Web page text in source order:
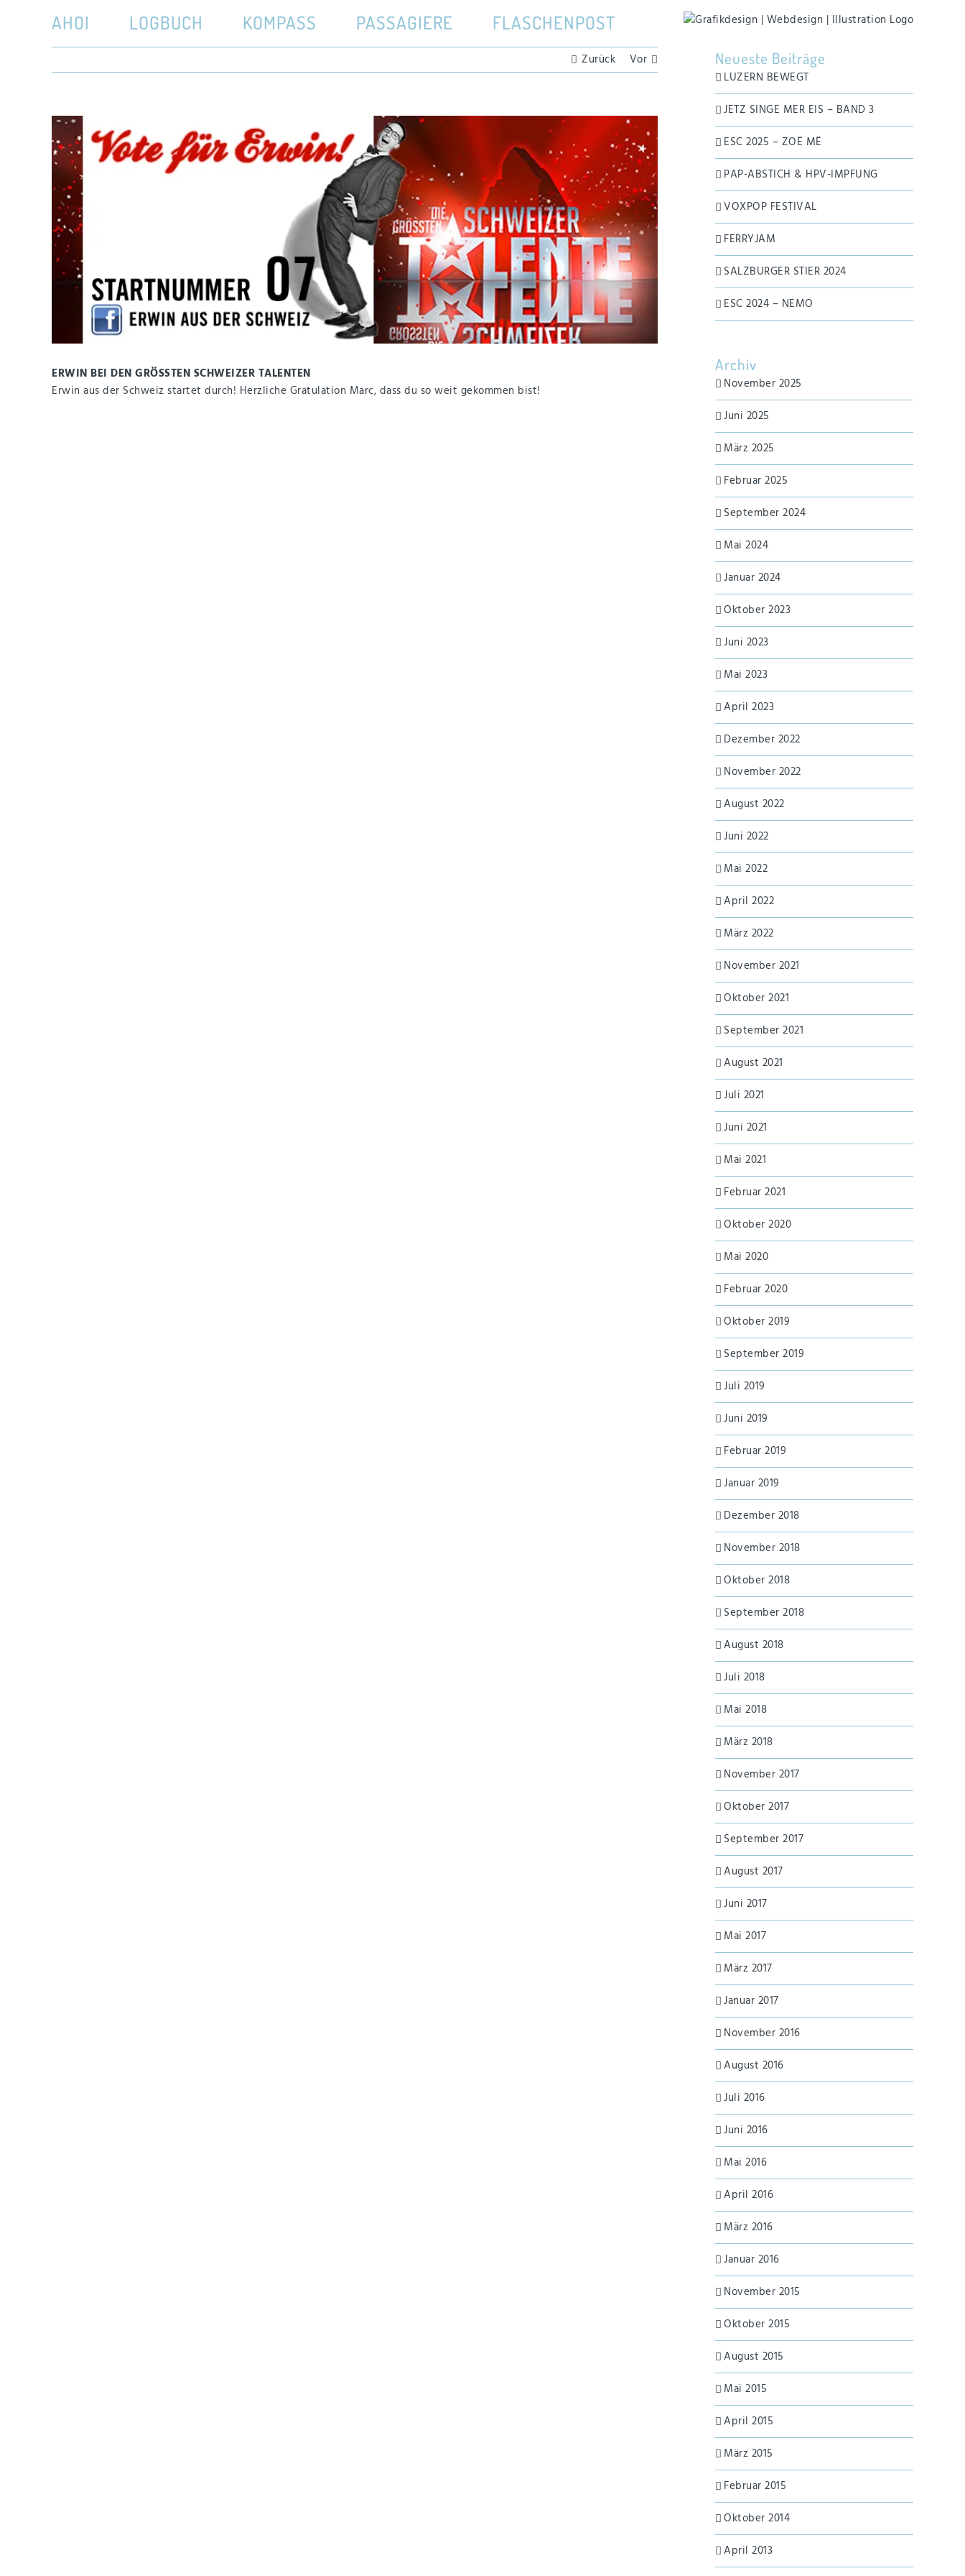
AHOI LOGBUCH KOMPASS PASSAGIERE FLASCHENPOST
Zurück Vor
Zeige
grösseres
Bild
ERWIN BEI DEN GRÖSSTEN SCHWEIZER TALENTEN
Erwin aus der Schweiz startet durch! Herzliche Gratulation Marc, dass du so weit gekommen bist!
Neueste Beiträge
LUZERN BEWEGT
JETZ SINGE MER EIS – BAND 3
ESC 2025 – ZOË MË
PAP-ABSTICH & HPV-IMPFUNG
VOXPOP FESTIVAL
FERRYJAM
SALZBURGER STIER 2024
ESC 2024 – NEMO
Archiv
November 2025
Juni 2025
März 2025
Februar 2025
September 2024
Mai 2024
Januar 2024
Oktober 2023
Juni 2023
Mai 2023
April 2023
Dezember 2022
November 2022
August 2022
Juni 2022
Mai 2022
April 2022
März 2022
November 2021
Oktober 2021
September 2021
August 2021
Juli 2021
Juni 2021
Mai 2021
Februar 2021
Oktober 2020
Mai 2020
Februar 2020
Oktober 2019
September 2019
Juli 2019
Juni 2019
Februar 2019
Januar 2019
Dezember 2018
November 2018
Oktober 2018
September 2018
August 2018
Juli 2018
Mai 2018
März 2018
November 2017
Oktober 2017
September 2017
August 2017
Juni 2017
Mai 2017
März 2017
Januar 2017
November 2016
August 2016
Juli 2016
Juni 2016
Mai 2016
April 2016
März 2016
Januar 2016
November 2015
Oktober 2015
August 2015
Mai 2015
April 2015
März 2015
Februar 2015
Oktober 2014
April 2013